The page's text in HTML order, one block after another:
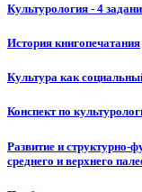
Культурология - 4
История книгопечатания
Культура как
Конспект по
Развитие и структурно-
среднего и верхнего